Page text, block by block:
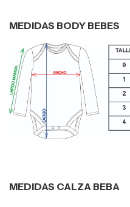
MEDIDAS BODY BEBES
MEDIDAS CALZA BEBA